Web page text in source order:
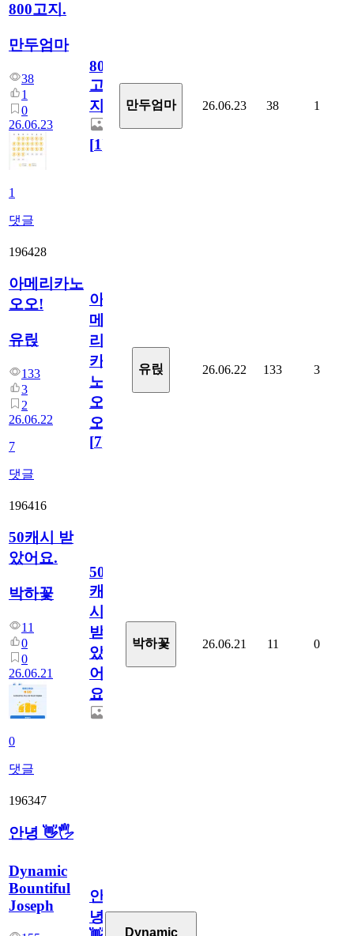
800고지.
만두엄마
38
1
0
26.06.23
1
댓글
800
고
지.
[1]
만두엄마 26.06.23 38 1
196428
아메리카노
오오!
유릱
133
3
2
26.06.22
7
댓글
아
메
리
카
노
오
오!
[7]
유릱 26.06.22 133 3
196416
50캐시 받
았어요.
박하꽃
11
0
0
26.06.21
0
댓글
50
캐
시
받
았
어
요.
박하꽃 26.06.21 11 0
196347
안녕 👋🖐
Dynamic
Bountiful
Joseph
안
녕
Dynamic